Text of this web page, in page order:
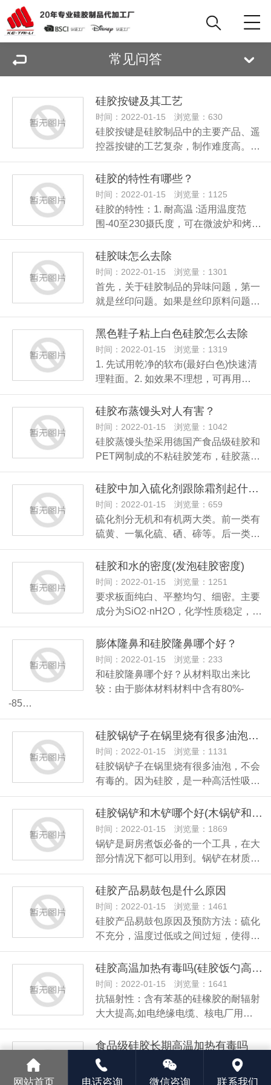
常见问答
硅胶按键及其工艺
时间：2022-01-15 浏览量：630
硅胶按键是硅胶制品中的主要产品、遥
控器按键的工艺复杂，制作难度高。…
硅胶的特性有哪些？
时间：2022-01-15 浏览量：1125
硅胶的特性：1. 耐高温 :适用温度范
围-40至230摄氏度，可在微波炉和烤…
硅胶味怎么去除
时间：2022-01-15 浏览量：1301
首先，关于硅胶制品的异味问题，第一
就是丝印问题。如果是丝印原料问题…
黑色鞋子粘上白色硅胶怎么去除
时间：2022-01-15 浏览量：1319
1. 先试用乾净的软布(最好白色)快速清
理鞋面。2. 如效果不理想，可再用…
硅胶布蒸馒头对人有害？
时间：2022-01-15 浏览量：1042
硅胶蒸馒头垫采用德国产食品级硅胶和
PET网制成的不粘硅胶笼布，硅胶蒸…
硅胶中加入硫化剂跟除霜剂起什么作用
时间：2022-01-15 浏览量：659
硫化剂分无机和有机两大类。前一类有
硫黄、一氯化硫、硒、碲等。后一类…
硅胶和水的密度(发泡硅胶密度)
时间：2022-01-15 浏览量：1251
要求板面纯白、平整均匀、细密。主要
成分为SiO2·nH2O，化学性质稳定，…
膨体隆鼻和硅胶隆鼻哪个好？
时间：2022-01-15 浏览量：233
和硅胶隆鼻哪个好？从材料取出来比
较：由于膨体材料材料中含有80%-
-85…
硅胶锅铲子在锅里烧有很多油泡有毒吗？
时间：2022-01-15 浏览量：1131
硅胶锅铲子在锅里烧有很多油泡，不会
有毒的。因为硅胶，是一种高活性吸…
硅胶锅铲和木铲哪个好(木锅铲和硅胶铲哪个好用些)
时间：2022-01-15 浏览量：1869
锅铲是厨房煮饭必备的一个工具，在大
部分情况下都可以用到。锅铲在材质…
硅胶产品易鼓包是什么原因
时间：2022-01-15 浏览量：1461
硅胶产品易鼓包原因及预防方法：硫化
不充分，温度过低或之间过短，使得…
硅胶高温加热有毒吗(硅胶饭勺高温有毒吗)
时间：2022-01-15 浏览量：1641
抗辐射性：含有苯基的硅橡胶的耐辐射
大大提高,如电绝缘电缆、核电厂用…
食品级硅胶长期高温加热有毒吗
时间：2022-01-15 浏览量：1460
硅胶本身是很稳定的，如果本身已经通
网站首页 电话咨询 微信咨询 联系我们